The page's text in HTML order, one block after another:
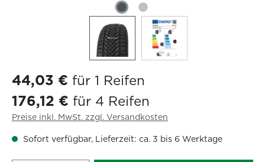
44,03 € für 1 Reifen
176,12 € für 4 Reifen
Preise inkl. MwSt. zzgl. Versandkosten
Sofort verfügbar, Lieferzeit: ca. 3 bis 6 Werktage